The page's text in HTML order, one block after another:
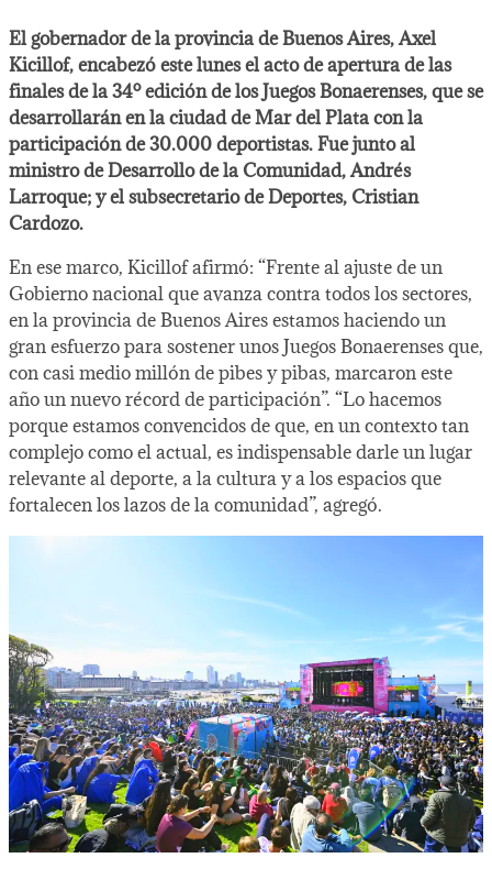
El gobernador de la provincia de Buenos Aires, Axel
Kicillof, encabezó este lunes el acto de apertura de las
finales de la 34º edición de los Juegos Bonaerenses, que se
desarrollarán en la ciudad de Mar del Plata con la
participación de 30.000 deportistas. Fue junto al
ministro de Desarrollo de la Comunidad, Andrés
Larroque; y el subsecretario de Deportes, Cristian
Cardozo.
En ese marco, Kicillof afirmó: “Frente al ajuste de un
Gobierno nacional que avanza contra todos los sectores,
en la provincia de Buenos Aires estamos haciendo un
gran esfuerzo para sostener unos Juegos Bonaerenses que,
con casi medio millón de pibes y pibas, marcaron este
año un nuevo récord de participación”. “Lo hacemos
porque estamos convencidos de que, en un contexto tan
complejo como el actual, es indispensable darle un lugar
relevante al deporte, a la cultura y a los espacios que
fortalecen los lazos de la comunidad”, agregó.